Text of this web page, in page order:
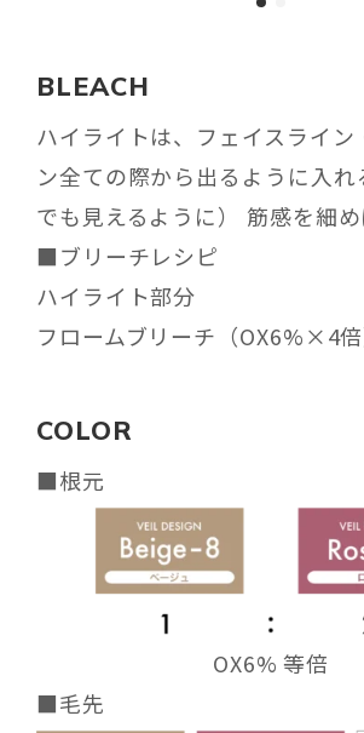
BLEACH
ハイライトは、フェイスライン
ン全ての際から出るように入
でも見えるように） 筋感を細め
■ブリーチレシピ
ハイライト部分
フロームブリーチ（OX6%×4倍
COLOR
■根元
OX6% 等倍
■毛先